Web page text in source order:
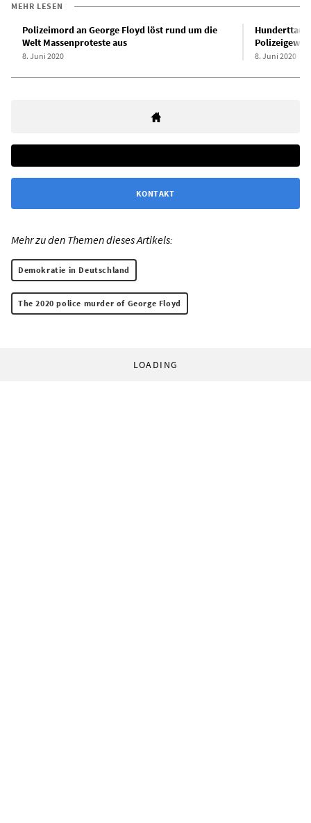
MEHR LESEN
Polizeimord an George Floyd löst rund um die
Welt Massenproteste aus
8. Juni 2020 8. Juni 2020
KONTAKT
Mehr zu den Themen dieses Artikels:
Demokratie in Deutschland
The 2020 police murder of George Floyd
LOADING